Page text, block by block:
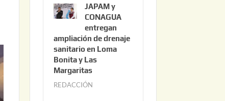
l
i
o
2
2
JAPAM y
CONAGUA
entregan
ampliación de drenaje
sanitario en Loma
Bonita y Las
Margaritas
REDACCIÓN